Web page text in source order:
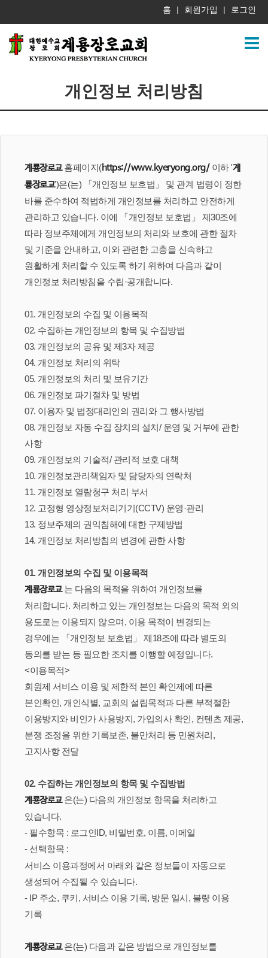
홈 회원가입 로그인
개인정보 처리방침
계룡장로교홈페이지(https://www.kyeryong.org/이하 '계
룡장로교')은(는) 「개인정보 보호법」 및 관계 법령이 정한
바를 준수하여 적법하게 개인정보를 처리하고 안전하게
관리하고 있습니다. 이에 「개인정보 보호법」 제30조에
따라 정보주체에게 개인정보의 처리와 보호에 관한 절차
및 기준을 안내하고, 이와 관련한 고충을 신속하고
원활하게 처리할 수 있도록 하기 위하여 다음과 같이
개인정보 처리방침을 수립·공개합니다.
01. 개인정보의 수집 및 이용목적
02. 수집하는 개인정보의 항목 및 수집방법
03. 개인정보의 공유 및 제3자 제공
04. 개인정보 처리의 위탁
05. 개인정보의 처리 및 보유기간
06. 개인정보 파기절차 및 방법
07. 이용자 및 법정대리인의 권리와 그 행사방법
08. 개인정보 자동 수집 장치의 설치/ 운영 및 거부에 관한
사항
09. 개인정보의 기술적/ 관리적 보호 대책
10. 개인정보관리책임자 및 담당자의 연락처
11. 개인정보 열람청구 처리 부서
12. 고정형 영상정보처리기기(CCTV) 운영·관리
13. 정보주체의 권익침해에 대한 구제방법
14. 개인정보 처리방침의 변경에 관한 사항
01. 개인정보의 수집 및 이용목적
계룡장로교는 다음의 목적을 위하여 개인정보를
처리합니다. 처리하고 있는 개인정보는 다음의 목적 외의
용도로는 이용되지 않으며, 이용 목적이 변경되는
경우에는 「개인정보 보호법」 제18조에 따라 별도의
동의를 받는 등 필요한 조치를 이행할 예정입니다.
<이용목적>
회원제 서비스 이용 및 제한적 본인 확인제에 따른
본인확인, 개인식별, 교회의 설립목적과 다른 부적절한
이용방지와 비인가 사용방지, 가입의사 확인, 컨텐츠 제공,
분쟁 조정을 위한 기록보존, 불만처리 등 민원처리,
고지사항 전달
02. 수집하는 개인정보의 항목 및 수집방법
계룡장로교은(는) 다음의 개인정보 항목을 처리하고
있습니다.
- 필수항목 : 로그인ID, 비밀번호, 이름, 이메일
- 선택항목 :
서비스 이용과정에서 아래와 같은 정보들이 자동으로
생성되어 수집될 수 있습니다.
- IP 주소, 쿠키, 서비스 이용 기록, 방문 일시, 불량 이용
기록
계룡장로교은(는) 다음과 같은 방법으로 개인정보를